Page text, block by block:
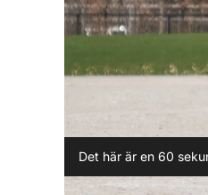
Det här är en 60